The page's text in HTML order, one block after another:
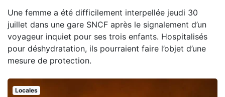
Une femme a été difficilement interpellée jeudi 30
juillet dans une gare SNCF après le signalement d’un
voyageur inquiet pour ses trois enfants. Hospitalisés
pour déshydratation, ils pourraient faire l’objet d’une
mesure de protection.
Locales